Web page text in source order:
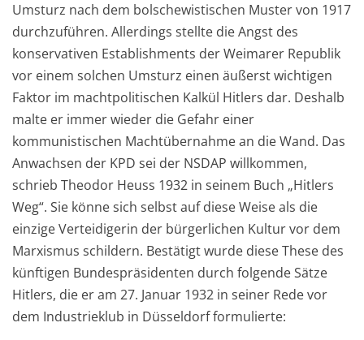
Umsturz nach dem bolschewistischen Muster von 1917
durchzuführen. Allerdings stellte die Angst des
konservativen Establishments der Weimarer Republik
vor einem solchen Umsturz einen äußerst wichtigen
Faktor im machtpolitischen Kalkül Hitlers dar. Deshalb
malte er immer wieder die Gefahr einer
kommunistischen Machtübernahme an die Wand. Das
Anwachsen der KPD sei der NSDAP willkommen,
schrieb Theodor Heuss 1932 in seinem Buch „Hitlers
Weg“. Sie könne sich selbst auf diese Weise als die
einzige Verteidigerin der bürgerlichen Kultur vor dem
Marxismus schildern. Bestätigt wurde diese These des
künftigen Bundespräsidenten durch folgende Sätze
Hitlers, die er am 27. Januar 1932 in seiner Rede vor
dem Industrieklub in Düsseldorf formulierte: